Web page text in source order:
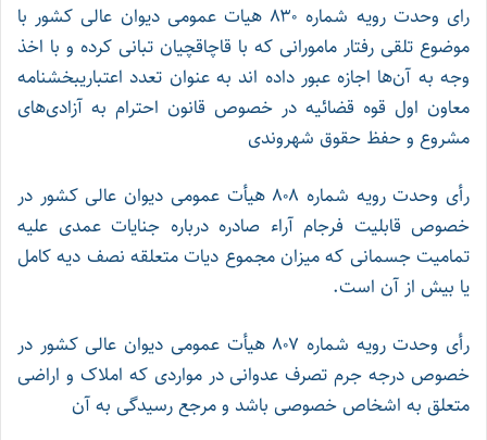
رای وحدت‌ رویه شماره ۸۳۰ هیات‌ عمومی دیوان ‌عالی ‌کشور با
موضوع تلقی رفتار مامورانی که با قاچاقچیان تبانی کرده و با اخذ
وجه به آن‌ها اجازه عبور داده اند به عنوان تعدد اعتباریبخشنامه
معاون اول قوه قضائیه در خصوص قانون احترام به آزادی‌های
مشروع و حفظ حقوق شهروندی
رأی وحدت رویه شماره ۸۰۸ هیأت عمومی دیوان عالی کشور در
خصوص قابلیت فرجام آراء صادره درباره جنایات عمدی علیه
تمامیت جسمانی که میزان مجموع دیات متعلقه نصف دیه کامل
یا بیش از آن است.
رأی وحدت رویه شماره ۸۰۷ هیأت عمومی دیوان عالی کشور در
خصوص درجه جرم تصرف عدوانی در مواردی که املاک و اراضی
متعلق به اشخاص خصوصی باشد و مرجع رسیدگی به آن